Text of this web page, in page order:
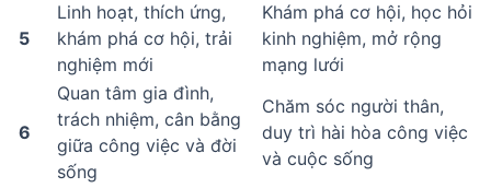
5
Linh hoạt, thích ứng,
khám phá cơ hội, trải
nghiệm mới
Khám phá cơ hội, học hỏi
kinh nghiệm, mở rộng
mạng lưới
6
Quan tâm gia đình,
trách nhiệm, cân bằng
giữa công việc và đời
sống
Chăm sóc người thân,
duy trì hài hòa công việc
và cuộc sống